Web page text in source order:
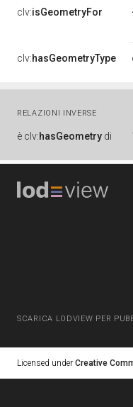
clv:isGeometryFor
clv:hasGeometryType
RELAZIONI INVERSE
è clv:hasGeometry di
SCARICA LODVIEW PER
Licensed under Creative